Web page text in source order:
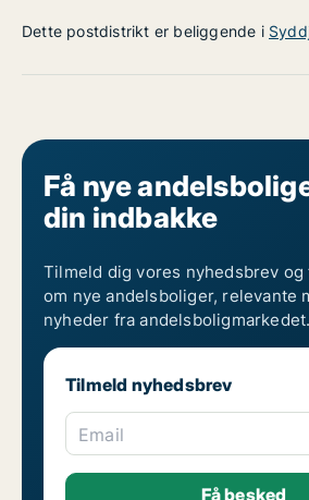
Dette postdistrikt er beliggende i
Få nye
din indbakke
Tilmeld dig vores nyhedsbrev og
om nye andelsboliger, relevante
nyheder fra andelsboligmarkedet.
Tilmeld nyhedsbrev
Email